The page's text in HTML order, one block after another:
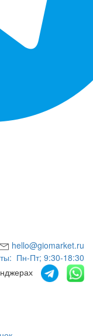
hello@giomarket.ru
Пн-Пт; 9:30-18:30